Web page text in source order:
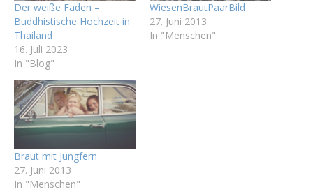
Der weiße Faden –
Buddhistische Hochzeit in
Thailand
16. Juli 2023
In "Blog"
WiesenBrautPaarBild
27. Juni 2013
In "Menschen"
Braut mit Jungfern
27. Juni 2013
In "Menschen"